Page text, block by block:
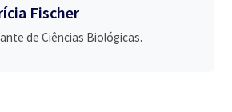
Fischer
de Ciências Biológicas.